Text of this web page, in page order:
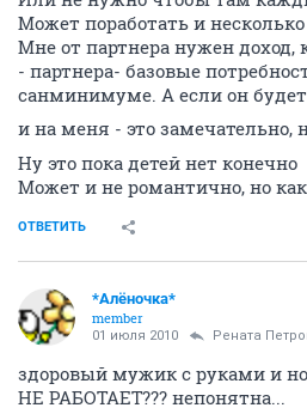
Может поработать и
Мне от партнера нужен доход,
- партнера- базовые
санминимуме. А если он будет
и на меня - это замечательно,
Ну это пока детей нет конечно
Может и не романтично, но как
ОТВЕТИТЬ
*Алёночка*
member
01 июля 2010 Рената
здоровый мужик с руками и
НЕ РАБОТАЕТ??? непонятна...